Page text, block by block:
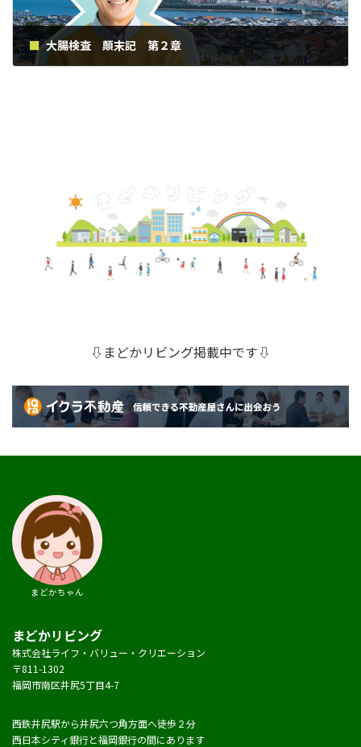
大腸検査 顛末記 第２章
⇩まどかリビング掲載中です⇩
まどかちゃん
まどかリビング
株式会社ライフ・バリュー・クリエーション
〒811-1302
福岡市南区井尻5丁目4-7
西鉄井尻駅から井尻六つ角方面へ徒歩２分
西日本シティ銀行と福岡銀行の間にあります